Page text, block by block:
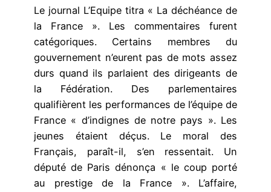
Le journal L’Equipe titra « La déchéance de
la France ». Les commentaires furent
catégoriques. Certains membres du
gouvernement n’eurent pas de mots assez
durs quand ils parlaient des dirigeants de
la Fédération. Des parlementaires
qualifièrent les performances de l’équipe de
France « d’indignes de notre pays ». Les
jeunes étaient déçus. Le moral des
Français, paraît-il, s’en ressentait. Un
député de Paris dénonça « le coup porté
au prestige de la France ». L’affaire,